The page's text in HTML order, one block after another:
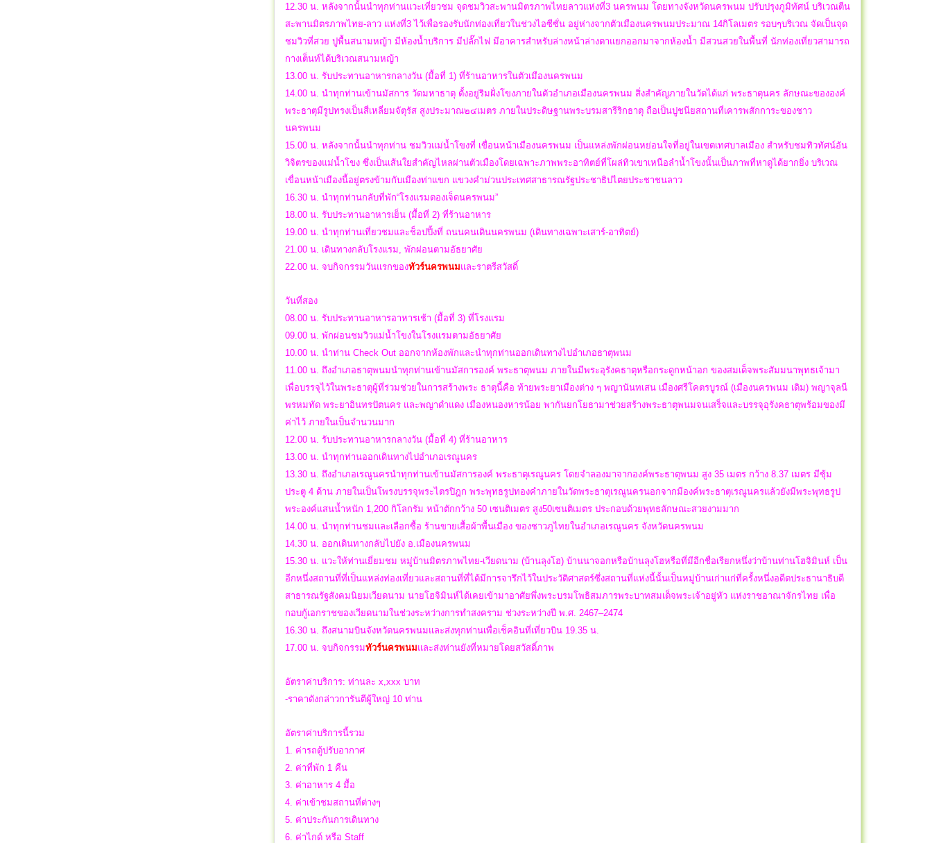
12.30 น. หลังจากนั้นนำทุกท่านแวะเที่ยวชม จุดชมวิวสะพานมิตรภาพไทยลาวแห่งที่3 นครพนม โดยทางจังหวัดนครพนม ปรับปรุงภูมิทัศน์ บริเวณตีน
สะพานมิตรภาพไทย-ลาว แห่งที่3 ไว้เพื่อรองรับนักท่องเที่ยวในช่วงไอซีซั่น อยู่ห่างจากตัวเมืองนครพนมประมาณ 14กิโลเมตร รอบๆบริเวณ จัดเป็นจุด
ชมวิวที่สวย ปูพื้นสนามหญ้า มีห้องน้ำบริการ มีปลั๊กไฟ มีอาคารสำหรับล่างหน้าล่างตาแยกออกมาจากห้องน้ำ มีสวนสวยในพื้นที่ นักท่องเที่ยวสามารถ
กางเต็นท์ได้บริเวณสนามหญ้า
13.00 น. รับประทานอาหารกลางวัน (มื้อที่ 1) ที่ร้านอาหารในตัวเมืองนครพนม
14.00 น. นำทุกท่านเข้านมัสการ วัดมหาธาตุ ตั้งอยู่ริมฝั่งโขงภายในตัวอำเภอเมืองนครพนม สิ่งสำคัญภายในวัดได้แก่ พระธาตุนคร ลักษณะขององค์
พระธาตุมีรูปทรงเป็นสี่เหลี่ยมจัตุรัส สูงประมาณ๒๔เมตร ภายในประดิษฐานพระบรมสารีริกธาตุ ถือเป็นปูชนียสถานที่เคารพสักการะของชาว
นครพนม
15.00 น. หลังจากนั้นนำทุกท่าน ชมวิวแม่น้ำโขงที่ เขื่อนหน้าเมืองนครพนม เป็นแหล่งพักผ่อนหย่อนใจที่อยู่ในเขตเทศบาลเมือง สำหรับชมทิวทัศน์อัน
วิจิตรของแม่น้ำโขง ซึ่งเป็นเส้นใยสำคัญไหลผ่านตัวเมืองโดยเฉพาะภาพพระอาทิตย์ที่โผล่ทิวเขาเหนือลำน้ำโขงนั้นเป็นภาพที่หาดูได้ยากยิ่ง บริเวณ
เขื่อนหน้าเมืองนี้อยู่ตรงข้ามกับเมืองท่าแขก แขวงคำม่วนประเทศสาธารณรัฐประชาธิปไตยประชาชนลาว
16.30 น. นำทุกท่านกลับที่พัก“โรงแรมตองเจ็ดนครพนม”
18.00 น. รับประทานอาหารเย็น (มื้อที่ 2) ที่ร้านอาหาร
19.00 น. นำทุกท่านเที่ยวชมและช็อปปิ้งที่ ถนนคนเดินนครพนม (เดินทางเฉพาะเสาร์-อาทิตย์)
21.00 น. เดินทางกลับโรงแรม, พักผ่อนตามอัธยาศัย
22.00 น. จบกิจกรรมวันแรกของทัวร์นครพนมและราตรีสวัสดิ์
วันที่สอง
08.00 น. รับประทานอาหารอาหารเช้า (มื้อที่ 3) ที่โรงแรม
09.00 น. พักผ่อนชมวิวแม่น้ำโขงในโรงแรมตามอัธยาศัย
10.00 น. นำท่าน Check Out ออกจากห้องพักและนำทุกท่านออกเดินทางไปอำเภอธาตุพนม
11.00 น. ถึงอำเภอธาตุพนมนำทุกท่านเข้านมัสการองค์ พระธาตุพนม ภายในมีพระอุรังคธาตุหรือกระดูกหน้าอก ของสมเด็จพระสัมมนาพุทธเจ้ามา
เพื่อบรรจุไว้ในพระธาตุผู้ที่ร่วมช่วยในการสร้างพระ ธาตุนี้คือ ท้ายพระยาเมืองต่าง ๆ พญานันทเสน เมืองศรีโคตรบูรณ์ (เมืองนครพนม เดิม) พญาจุลนี
พรหมทัด พระยาอินทรปัตนคร และพญาดำแดง เมืองหนองหารน้อย พากันยกโยธามาช่วยสร้างพระธาตุพนมจนเสร็จและบรรจุอุรังคธาตุพร้อมของมี
ค่าไว้ ภายในเป็นจำนวนมาก
12.00 น. รับประทานอาหารกลางวัน (มื้อที่ 4) ที่ร้านอาหาร
13.00 น. นำทุกท่านออกเดินทางไปอำเภอเรณูนคร
13.30 น. ถึงอำเภอเรณูนครนำทุกท่านเข้านมัสการองค์ พระธาตุเรณูนคร โดยจำลองมาจากองค์พระธาตุพนม สูง 35 เมตร กว้าง 8.37 เมตร มีซุ้ม
ประตู 4 ด้าน ภายในเป็นโพรงบรรจุพระไตรปิฎก พระพุทธรูปทองคำภายในวัดพระธาตุเรณูนครนอกจากมีองค์พระธาตุเรณูนครแล้วยังมีพระพุทธรูป
พระองค์แสนน้ำหนัก 1,200 กิโลกรัม หน้าตักกว้าง 50 เซนติเมตร สูง50เซนติเมตร ประกอบด้วยพุทธลักษณะสวยงามมาก
14.00 น. นำทุกท่านชมและเลือกซื้อ ร้านขายเสื้อผ้าพื้นเมือง ของชาวภูไทยในอำเภอเรณูนคร จังหวัดนครพนม
14.30 น. ออกเดินทางกลับไปยัง อ.เมืองนครพนม
15.30 น. แวะให้ท่านเยี่ยมชม หมู่บ้านมิตรภาพไทย-เวียดนาม (บ้านลุงโฮ) บ้านนาจอกหรือบ้านลุงโฮหรือที่มีอีกชื่อเรียกหนึ่งว่าบ้านท่านโฮจิมินห์ เป็น
อีกหนึ่งสถานที่ที่เป็นแหล่งท่องเที่ยวและสถานที่ที่ได้มีการจารึกไว้ในประวัติศาสตร์ซึ่งสถานที่แห่งนี้นั้นเป็นหมู่บ้านเก่าแก่ที่ครั้งหนึ่งอดีตประธานาธิบดี
สาธารณรัฐสังคมนิยมเวียดนาม นายโฮจิมินห์ได้เคยเข้ามาอาศัยพึ่งพระบรมโพธิสมภารพระบาทสมเด็จพระเจ้าอยู่หัว แห่งราชอาณาจักรไทย เพื่อ
กอบกู้เอกราชของเวียดนามในช่วงระหว่างการทำสงคราม ช่วงระหว่างปี พ.ศ. 2467–2474
16.30 น. ถึงสนามบินจังหวัดนครพนมและส่งทุกท่านเพื่อเช็คอินที่เที่ยวบิน 19.35 น.
17.00 น. จบกิจกรรมทัวร์นครพนมและส่งท่านยังที่หมายโดยสวัสดิ์ภาพ
อัตราค่าบริการ: ท่านละ x,xxx บาท
-ราคาดังกล่าวการันตีผู้ใหญ่ 10 ท่าน
อัตราค่าบริการนี้รวม
1. ค่ารถตู้ปรับอากาศ
2. ค่าที่พัก 1 คืน
3. ค่าอาหาร 4 มื้อ
4. ค่าเข้าชมสถานที่ต่างๆ
5. ค่าประกันการเดินทาง
6. ค่าไกด์ หรือ Staff